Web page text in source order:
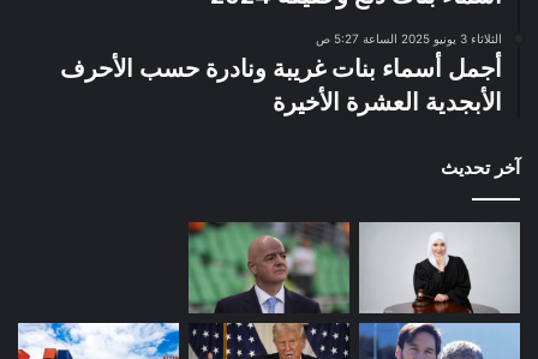
الثلاثاء 3 يونيو 2025 الساعة 5:27 ص
أجمل أسماء بنات غريبة ونادرة حسب الأحرف
الأبجدية العشرة الأخيرة
آخر تحديث